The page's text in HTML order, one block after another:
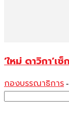
‘ใหม่ ดาวิกา’
กองบรรณาธิการ -